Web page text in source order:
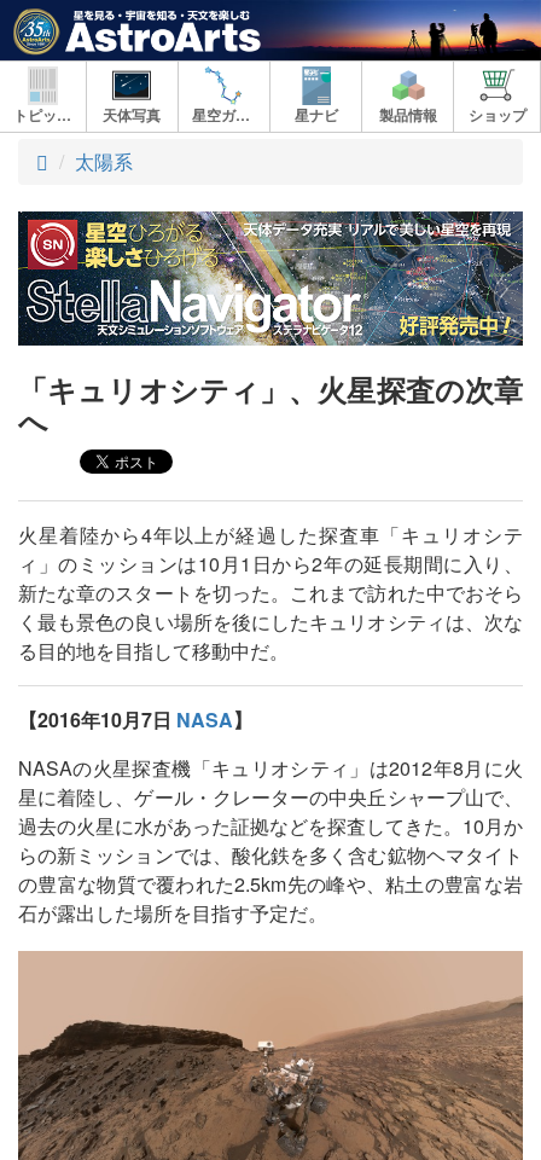
トピックス 天体写真 星空ガイド 星ナビ 製品情報 ショップ
ト
プ
太陽系
「キュリオシティ」、火星探査の次章
へ
火星着陸から4年以上が経過した探査車「キュリオシテ
ィ」のミッションは10月1日から2年の延長期間に入り、
新たな章のスタートを切った。これまで訪れた中でおそら
く最も景色の良い場所を後にしたキュリオシティは、次な
る目的地を目指して移動中だ。
【2016年10月7日 NASA】
NASAの火星探査機「キュリオシティ」は2012年8月に火
星に着陸し、ゲール・クレーターの中央丘シャープ山で、
過去の火星に水があった証拠などを探査してきた。10月か
らの新ミッションでは、酸化鉄を多く含む鉱物ヘマタイト
の豊富な物質で覆われた2.5km先の峰や、粘土の豊富な岩
石が露出した場所を目指す予定だ。